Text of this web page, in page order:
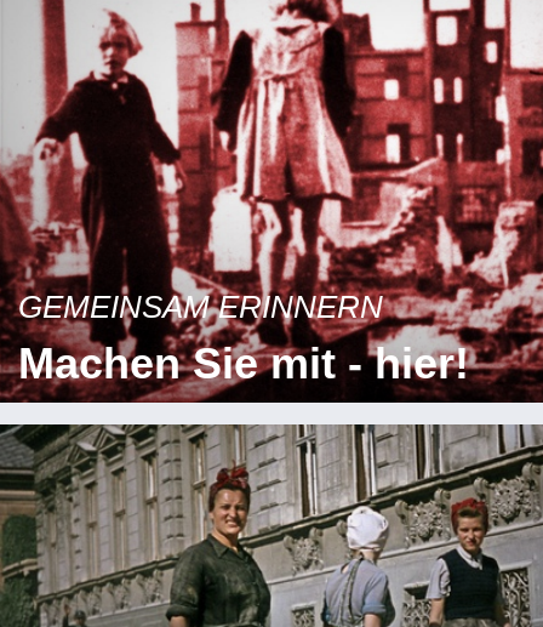
GEMEINSAM ERINNERN
Machen Sie mit - hier!